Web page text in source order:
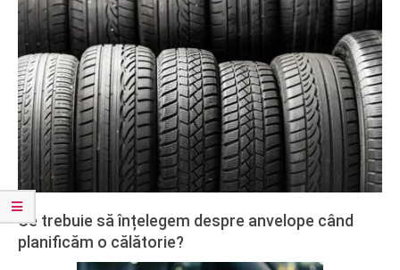
27
Ce trebuie să înțelegem despre anvelope când
planificăm o călătorie?